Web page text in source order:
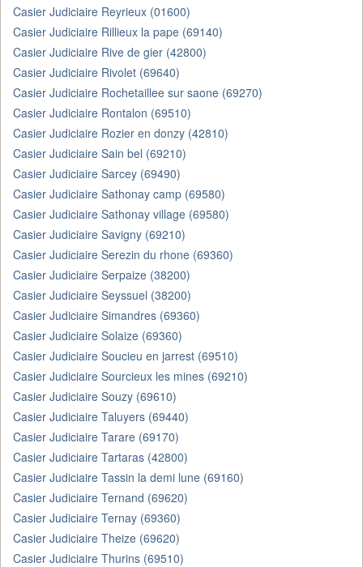
Casier Judiciaire Reyrieux (01600)
Casier Judiciaire Rillieux la pape (69140)
Casier Judiciaire Rive de gier (42800)
Casier Judiciaire Rivolet (69640)
Casier Judiciaire Rochetaillee sur saone (69270)
Casier Judiciaire Rontalon (69510)
Casier Judiciaire Rozier en donzy (42810)
Casier Judiciaire Sain bel (69210)
Casier Judiciaire Sarcey (69490)
Casier Judiciaire Sathonay camp (69580)
Casier Judiciaire Sathonay village (69580)
Casier Judiciaire Savigny (69210)
Casier Judiciaire Serezin du rhone (69360)
Casier Judiciaire Serpaize (38200)
Casier Judiciaire Seyssuel (38200)
Casier Judiciaire Simandres (69360)
Casier Judiciaire Solaize (69360)
Casier Judiciaire Soucieu en jarrest (69510)
Casier Judiciaire Sourcieux les mines (69210)
Casier Judiciaire Souzy (69610)
Casier Judiciaire Taluyers (69440)
Casier Judiciaire Tarare (69170)
Casier Judiciaire Tartaras (42800)
Casier Judiciaire Tassin la demi lune (69160)
Casier Judiciaire Ternand (69620)
Casier Judiciaire Ternay (69360)
Casier Judiciaire Theize (69620)
Casier Judiciaire Thurins (69510)